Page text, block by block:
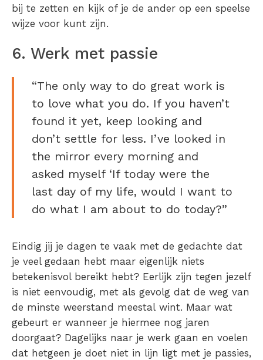
bij te zetten en kijk of je de ander op een speelse
wijze voor kunt zijn.
6. Werk met passie
“The only way to do great work is
to love what you do. If you haven’t
found it yet, keep looking and
don’t settle for less. I’ve looked in
the mirror every morning and
asked myself ‘If today were the
last day of my life, would I want to
do what I am about to do today?”
Eindig jij je dagen te vaak met de gedachte dat
je veel gedaan hebt maar eigenlijk niets
betekenisvol bereikt hebt? Eerlijk zijn tegen jezelf
is niet eenvoudig, met als gevolg dat de weg van
de minste weerstand meestal wint. Maar wat
gebeurt er wanneer je hiermee nog jaren
doorgaat? Dagelijks naar je werk gaan en voelen
dat hetgeen je doet niet in lijn ligt met je passies,